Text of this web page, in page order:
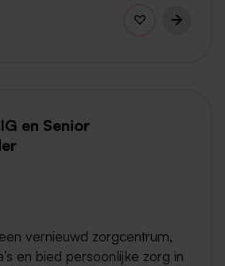
en Senior
vernieuwd zorgcentrum,
en bied persoonlijke zorg in